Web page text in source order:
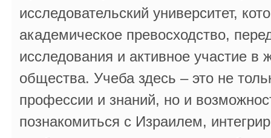
исследовательский университет,
академическое превосходство,
исследования и активное участие в
общества. Учеба здесь – это не
профессии и знаний, но и
познакомиться с Израилем,